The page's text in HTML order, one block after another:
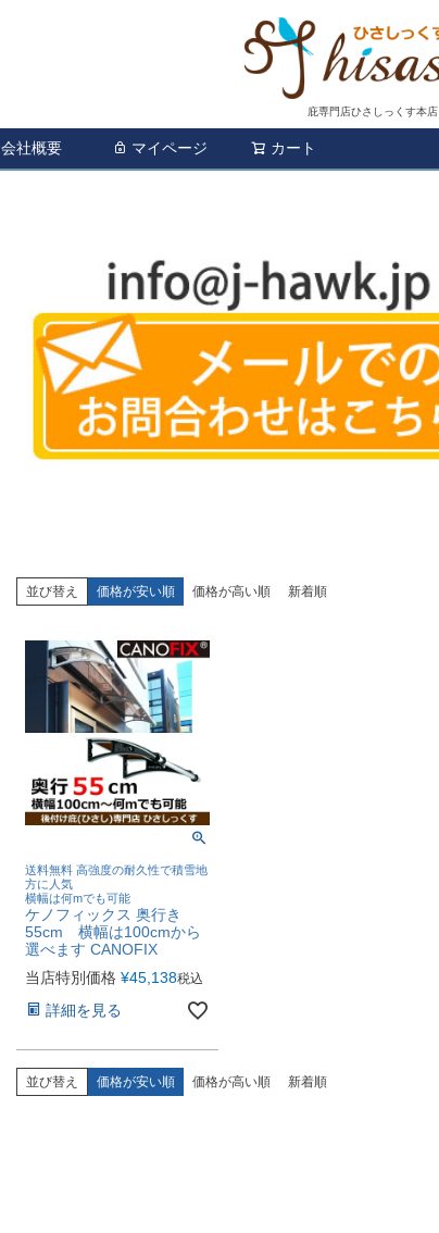
庇専門店ひさしっくす本店
会社概要 マイページ カート
並び替え 価格が安い順 価格が高い順 新着順
送料無料 高強度の耐久性で積雪地
方に人気
横幅は何mでも可能
ケノフィックス 奥行き
55cm 横幅は100cmから
選べます CANOFIX
当店特別価格 ¥45,138税込
詳細を見る
並び替え 価格が安い順 価格が高い順 新着順